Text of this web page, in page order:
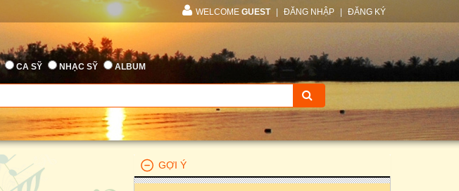
WELCOME GUEST ĐĂNG NHẬP ĐĂNG KÝ
CA SỸ NHẠC SỸ ALBUM
GỢI Ý